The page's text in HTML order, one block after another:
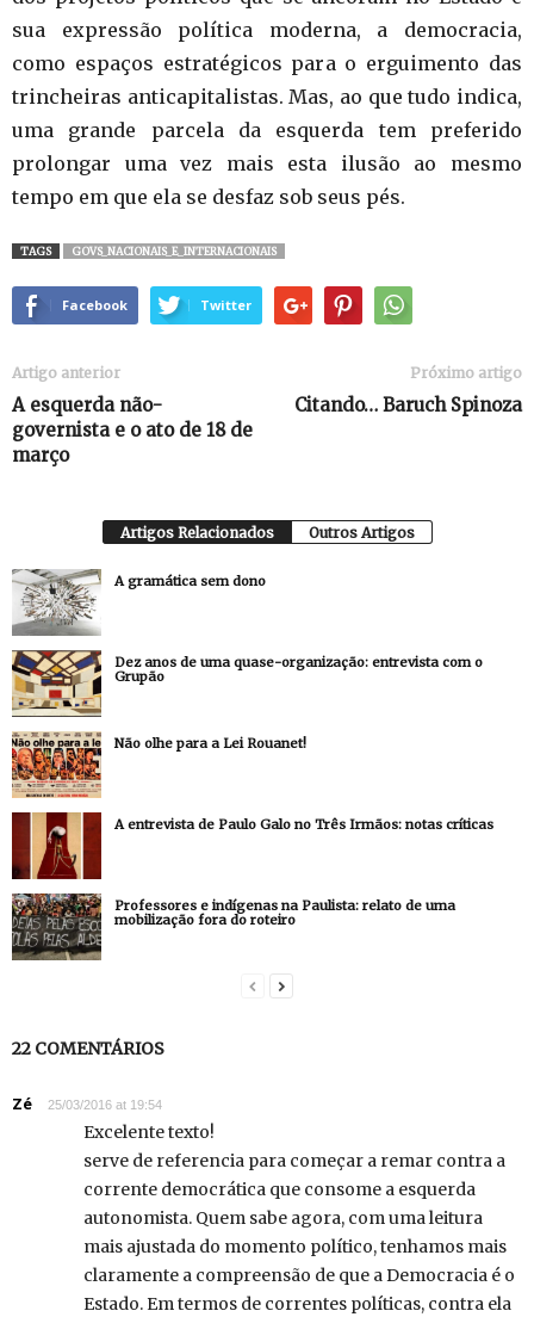
sua expressão política moderna, a democracia,
como espaços estratégicos para o erguimento das
trincheiras anticapitalistas. Mas, ao que tudo indica,
uma grande parcela da esquerda tem preferido
prolongar uma vez mais esta ilusão ao mesmo
tempo em que ela se desfaz sob seus pés.
TAGS GOVS_NACIONAIS_E_INTERNACIONAIS
Facebook Twitter
Artigo anterior
A esquerda não-
governista e o ato de 18 de
março
Próximo artigo
Citando… Baruch Spinoza
Artigos Relacionados Outros Artigos
A gramática sem dono
Dez anos de uma quase-organização: entrevista com o
Grupão
Não olhe para a Lei Rouanet!
A entrevista de Paulo Galo no Três Irmãos: notas críticas
Professores e indígenas na Paulista: relato de uma
mobilização fora do roteiro
22 COMENTÁRIOS
Zé 25/03/2016 at 19:54
Excelente texto!
serve de referencia para começar a remar contra a
corrente democrática que consome a esquerda
autonomista. Quem sabe agora, com uma leitura
mais ajustada do momento político, tenhamos mais
claramente a compreensão de que a Democracia é o
Estado. Em termos de correntes políticas, contra ela